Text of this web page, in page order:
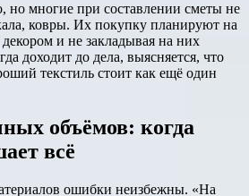
но многие при составлении сметы не
ковры. Их покупку планируют на
и не закладывая на них
доходит до дела, выясняется, что
текстиль стоит как ещё один
объёмов: когда
всё
ошибки неизбежны. «На